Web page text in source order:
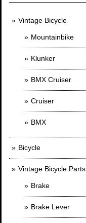
Vintage Bicycle
Mountainbike
Klunker
BMX Cruiser
Cruiser
BMX
Bicycle
Vintage Bicycle Parts
Brake
Brake Lever